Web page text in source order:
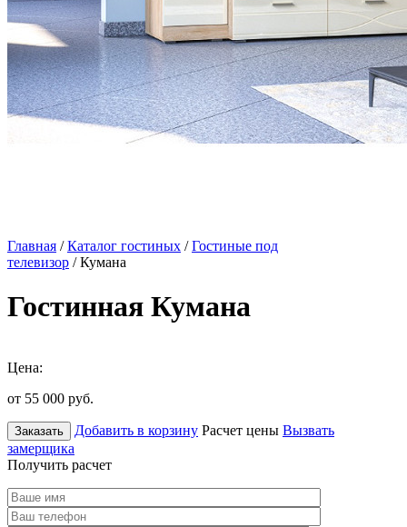
Главная /Каталог гостиных /Гостиные под
телевизор / Кумана
Гостинная Кумана
Цена:
от 55 000 руб.
Заказать Добавить в корзину Расчет цены Вызвать
замерщика
Получить расчет